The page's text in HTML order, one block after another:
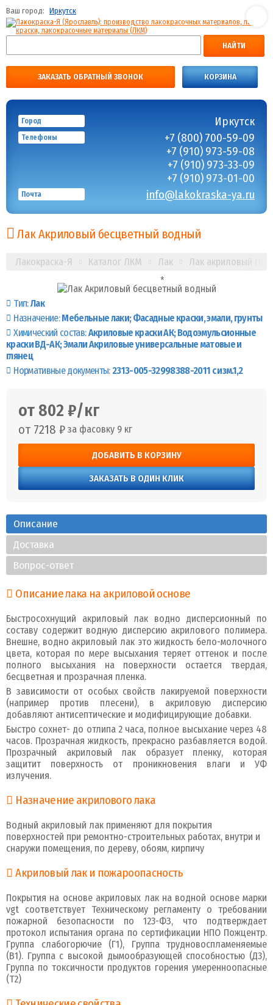
Ваш город: Иркутск
НАЙТИ
ЗАКАЗАТЬ ОБРАТНЫЙ ЗВОНОК КОРЗИНА
Город Иркутск
Телефоны
+7 (800) 700-59-09
+7 (910) 973-59-08
+7 (910) 973-33-09
+7 (910) 973-01-00
Почта info@lakokraska-ya.ru
Лак Акриловый бесцветный водный
Лакокраска-Я Каталог ЛКМ Лак Лак акриловый
Тип:Лак
Назначение:Мебельные лаки Фасадные краски, эмали, грунты
Химический состав:Акриловые краски АК Водоэмульсионные
краски ВД-АК Эмали Акриловые универсальные матовые и
глянец
Нормативные документы: 2313-005-32998388-2011 с изм.1,2
от 802 ₽/кг
от 7218 ₽ за фасовку 9 кг
ДОБАВИТЬ В КОРЗИНУ
ЗАКАЗАТЬ В ОДИН КЛИК
Описание
Доставка
Вопрос-ответ
Описание лака на акриловой основе
Быстросохнущий акриловый лак водно дисперсионный по
составу содержит водную дисперсию акрилового полимера.
Внешне, водно акриловый лак это жидкость бело-молочного
цвета, которая по мере высыхания теряет оттенок и после
полного высыхания на поверхности остается твердая,
бесцветная и прозрачная пленка.
В зависимости от особых свойств лакируемой поверхности
(например против плесени), в акриловую дисперсию
добавляют антисептические и модифицирующие добавки.
Быстро сохнет- до отлипа 2 часа, полное высыхание через 48
часов. Прозрачная жидкость, прекрасно разбавляется водой.
Прозрачный акриловый лак образует пленку, которая
защитит поверхность от проникновения влаги и УФ
излучения.
Назначение акрилового лака
Водный акриловый лак применяют для покрытия
поверхностей при ремонтно-строительных работах, внутри и
снаружи помещения, по дереву, обоям, кирпичу
Акриловый лак и пожароопасность
Покрытия на основе акриловых лак на водной основе марки
vgt соответствует Техническому регламенту о требовании
пожарной безопасности по 123-ФЗ, что подтверждает
протокол испытания органа по сертификации НПО Пожцентр.
Группа слабогорючие (Г1), Группа трудновоспламеняемые
(В1). Группа с высокой дымообразующей способностью (Д3),
Группа по токсичности продуктов горения умеренноопасные
(Т2)